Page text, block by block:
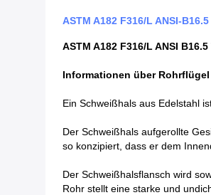
ASTM A182 F316/L ANSI-
ASTM A182 F316/L ANSI
Informationen über
Ein Schweißhals aus Edelstahl
Der Schweißhals aufgerollte
so konzipiert, dass er dem
Der Schweißhalsflansch wird
Rohr stellt eine starke und